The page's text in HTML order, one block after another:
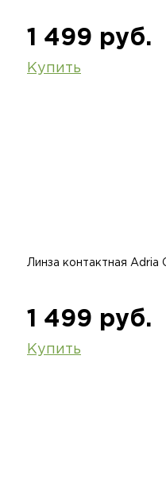
1 499 руб.
Купить
Линза контактная Adria
1 499 руб.
Купить